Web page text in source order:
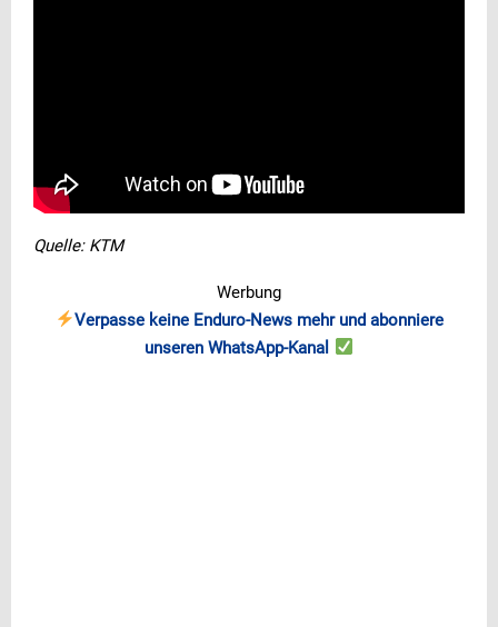
Quelle: KTM
Werbung
Verpasse keine Enduro-News mehr und abonniere
unseren WhatsApp-Kanal